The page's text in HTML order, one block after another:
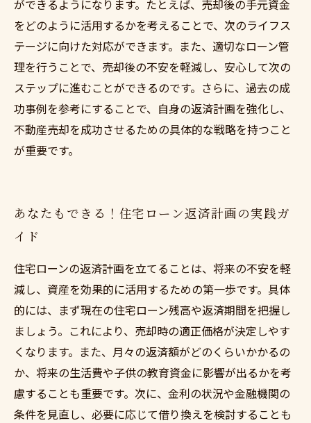
ができるようになります。たとえば、売却後の手元資金
をどのように活用するかを考えることで、次のライフス
テージに向けた対応ができます。また、適切なローン管
理を行うことで、売却後の不安を軽減し、安心して次の
ステップに進むことができるのです。さらに、過去の成
功事例を参考にすることで、自身の返済計画を強化し、
不動産売却を成功させるための具体的な戦略を持つこと
が重要です。
あなたもできる！住宅ローン返済計画の実践ガ
イド
住宅ローンの返済計画を立てることは、将来の不安を軽
減し、資産を効果的に活用するための第一歩です。具体
的には、まず現在の住宅ローン残高や返済期間を把握し
ましょう。これにより、売却時の適正価格が決定しやす
くなります。また、月々の返済額がどのくらいかかるの
か、将来の生活費や子供の教育資金に影響が出るかを考
慮することも重要です。次に、金利の状況や金融機関の
条件を見直し、必要に応じて借り換えを検討することも